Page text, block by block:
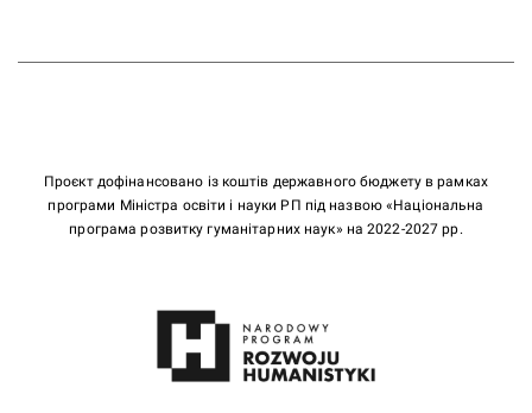
Проєкт дофінансовано із коштів державного бюджету в рамках
програми Міністра освіти і науки РП під назвою «Національна
програма розвитку гуманітарних наук» на 2022-2027 рр.